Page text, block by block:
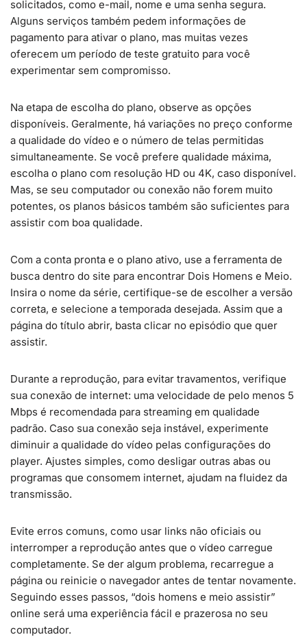
solicitados, como e-mail, nome e uma senha segura.
Alguns serviços também pedem informações de
pagamento para ativar o plano, mas muitas vezes
oferecem um período de teste gratuito para você
experimentar sem compromisso.
Na etapa de escolha do plano, observe as opções
disponíveis. Geralmente, há variações no preço conforme
a qualidade do vídeo e o número de telas permitidas
simultaneamente. Se você prefere qualidade máxima,
escolha o plano com resolução HD ou 4K, caso disponível.
Mas, se seu computador ou conexão não forem muito
potentes, os planos básicos também são suficientes para
assistir com boa qualidade.
Com a conta pronta e o plano ativo, use a ferramenta de
busca dentro do site para encontrar Dois Homens e Meio.
Insira o nome da série, certifique-se de escolher a versão
correta, e selecione a temporada desejada. Assim que a
página do título abrir, basta clicar no episódio que quer
assistir.
Durante a reprodução, para evitar travamentos, verifique
sua conexão de internet: uma velocidade de pelo menos 5
Mbps é recomendada para streaming em qualidade
padrão. Caso sua conexão seja instável, experimente
diminuir a qualidade do vídeo pelas configurações do
player. Ajustes simples, como desligar outras abas ou
programas que consomem internet, ajudam na fluidez da
transmissão.
Evite erros comuns, como usar links não oficiais ou
interromper a reprodução antes que o vídeo carregue
completamente. Se der algum problema, recarregue a
página ou reinicie o navegador antes de tentar novamente.
Seguindo esses passos, “dois homens e meio assistir”
online será uma experiência fácil e prazerosa no seu
computador.